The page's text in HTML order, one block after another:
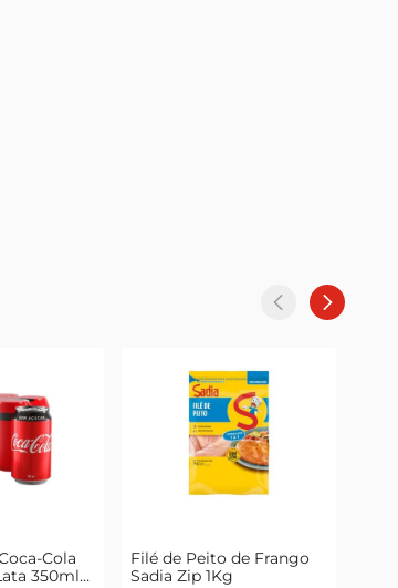
Cola
350ml
Filé de Peito de Frango
Sadia Zip 1Kg